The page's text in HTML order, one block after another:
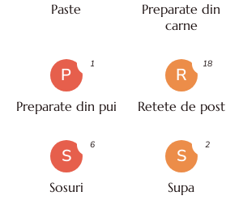
Paste
Preparate din
carne
P
Preparate din pui
1
R
Retete de post
18
S
Sosuri
6
S
Supa
2